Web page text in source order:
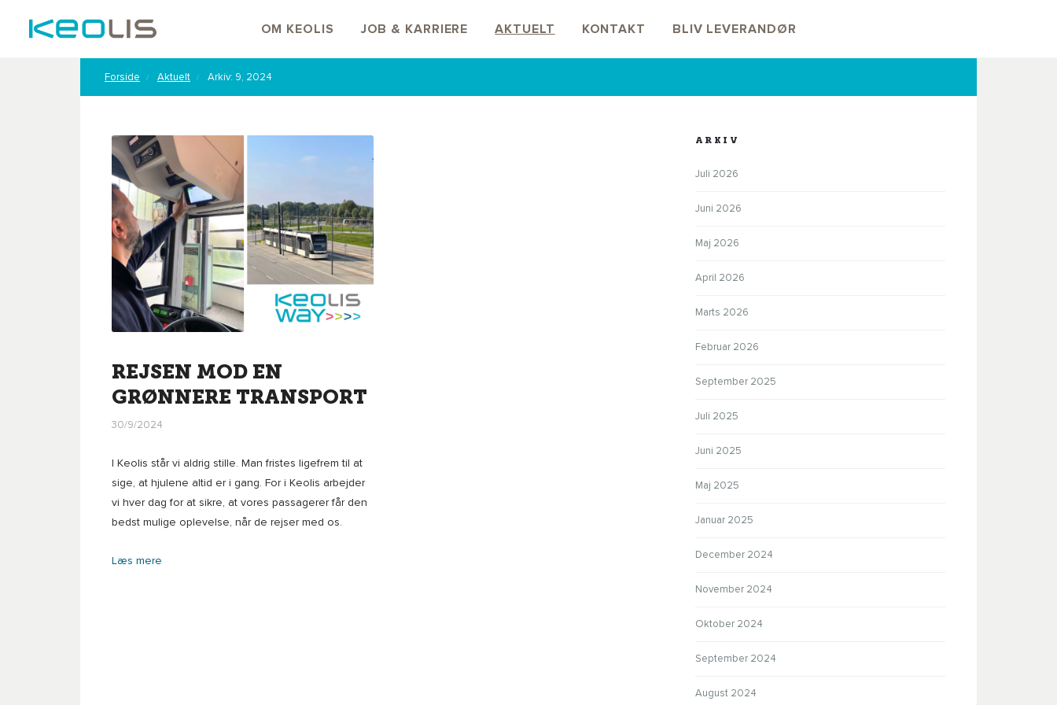
OM KEOLIS JOB & KARRIERE AKTUELT KONTAKT BLIV LEVERANDØR
Forside Aktuelt Arkiv: 9, 2024
REJSEN MOD EN
GRØNNERE TRANSPORT
30/9/2024
I Keolis står vi aldrig stille. Man fristes ligefrem til at
sige, at hjulene altid er i gang. For i Keolis arbejder
vi hver dag for at sikre, at vores passagerer får den
bedst mulige oplevelse, når de rejser med os.
Læs mere
ARKIV
Juli 2026
Juni 2026
Maj 2026
April 2026
Marts 2026
Februar 2026
September 2025
Juli 2025
Juni 2025
Maj 2025
Januar 2025
December 2024
November 2024
Oktober 2024
September 2024
August 2024